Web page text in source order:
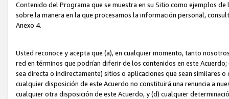
Contenido del Programa que se muestra en su Sitio como ejemplos
sobre la manera en la que procesamos la información personal,
Anexo 4.
Usted reconoce y acepta que (a), en cualquier momento, tanto
red en términos que podrían diferir de los contenidos en este
sea directa o indirectamente) sitios o aplicaciones que sean similares
cualquier disposición de este Acuerdo no constituirá una renuncia a
cualquier otra disposición de este Acuerdo, y (d) cualquier